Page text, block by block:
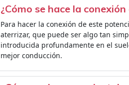
¿Cómo se hace la
Para hacer la conexión de este
aterrizar, que puede ser algo tan
introducida profundamente en el
mejor conducción.